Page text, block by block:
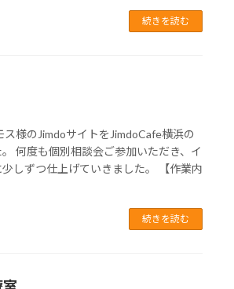
続きを読む
様のJimdoサイトをJimdoCafe横浜の
何度も個別相談会ご参加いただき、イ
しずつ仕上げていきました。 【作業内
続きを読む